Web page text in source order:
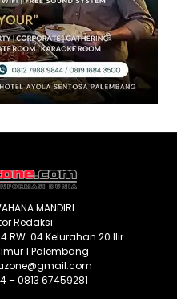
MANDIRI
Redaksi:
RW. 04 Kelurahan 20 Ilir
1 Palembang
– 0813 67459281